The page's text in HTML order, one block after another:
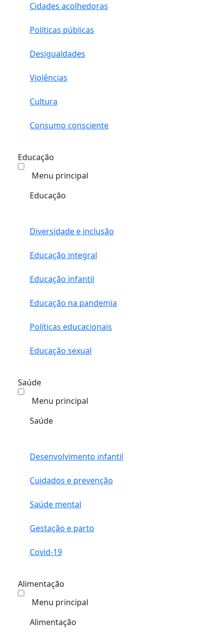
Cidades acolhedoras
Políticas públicas
Desigualdades
Violências
Cultura
Consumo consciente
Educação
Menu principal
Educação
Diversidade e inclusão
Educação integral
Educação infantil
Educação na pandemia
Políticas educacionais
Educação sexual
Saúde
Menu principal
Saúde
Desenvolvimento infantil
Cuidados e prevenção
Saúde mental
Gestação e parto
Covid-19
Alimentação
Menu principal
Alimentação